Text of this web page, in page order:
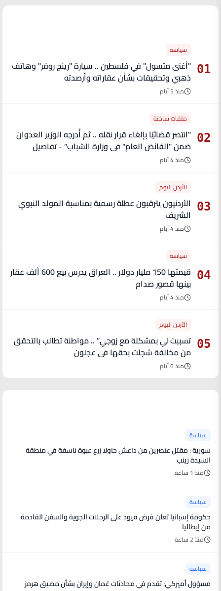
01
سياسة
"أغنى متسول" في فلسطين .. سيارة "رينج روفر" وهاتف
ذهبي وتحقيقات بشأن عقاراته وأرصدته
منذ 5 أيام
02
ملفات ساخنة
"انتصر قضائيًا بإلغاء قرار نقله .. ثم أُدرجه الوزير العدوان
ضمن "الفائض العام" في وزارة الشباب" - تفاصيل
منذ 4 أيام
03
الأردن اليوم
الأردنيون يترقبون عطلة رسمية بمناسبة المولد النبوي
الشريف
منذ 4 أيام
04
سياسة
قيمتها 150 مليار دولار .. العراق يدرس بيع 600 ألف عقار
بينها قصور صدام
منذ 4 أيام
05
الأردن اليوم
تسببت لي بمشكلة مع زوجي” .. مواطنة تطالب بالتحقق
من مخالفة سُجلت بحقها في عجلون
منذ 6 أيام
سياسة
سورية : مقتل عنصرين من داعش حاولا زرع عبوة ناسفة في منطقة
السيدة زينب
منذ 1 ساعة
سياسة
حكومة إسبانيا تعلن فرض قيود على الرحلات الجوية والسفن القادمة
من إيطاليا
منذ 2 ساعة
سياسة
مسؤول أميركي: تقدم في محادثات عُمان وإيران بشأن مضيق هرمز